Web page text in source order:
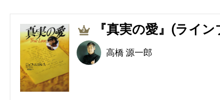
3 『真実の愛』(ライ
高橋 源一郎